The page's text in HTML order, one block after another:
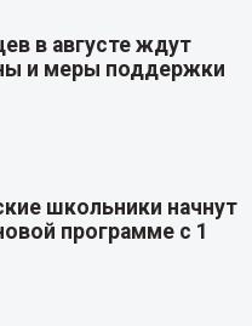
в августе ждут
и меры поддержки
школьники начнут
программе с 1